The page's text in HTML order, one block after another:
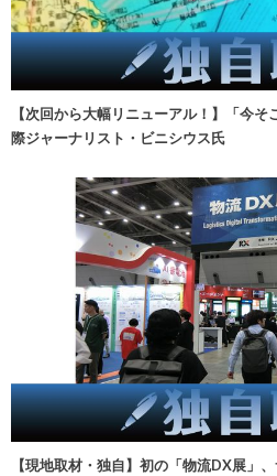
【次回から大幅リニューアル！】「今
際ジャーナリスト・ビニシウス氏
【現地取材・独自】初の「物流DX展」